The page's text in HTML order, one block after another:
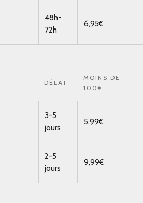
48h-
72h
6,95€
DÉLAI
MOINS DE
100€
3-5
jours
5,99€
2-5
jours
9,99€